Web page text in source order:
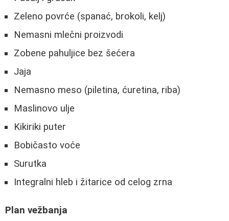
Zeleno povrće (spanać, brokoli, kelj)
Nemasni mlečni proizvodi
Zobene pahuljice bez šećera
Jaja
Nemasno meso (piletina, ćuretina, riba)
Maslinovo ulje
Kikiriki puter
Bobičasto voće
Surutka
Integralni hleb i žitarice od celog zrna
Plan vežbanja